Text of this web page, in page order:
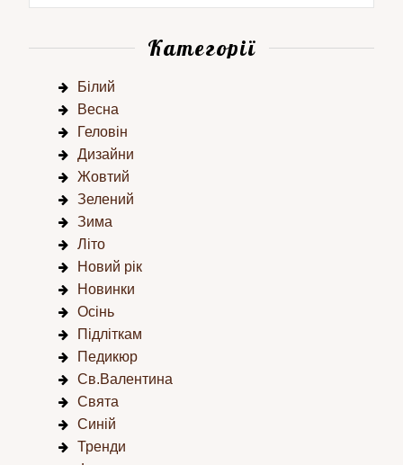
Категорії
Білий
Весна
Геловін
Дизайни
Жовтий
Зелений
Зима
Літо
Новий рік
Новинки
Осінь
Підліткам
Педикюр
Св.Валентина
Свята
Синій
Тренди